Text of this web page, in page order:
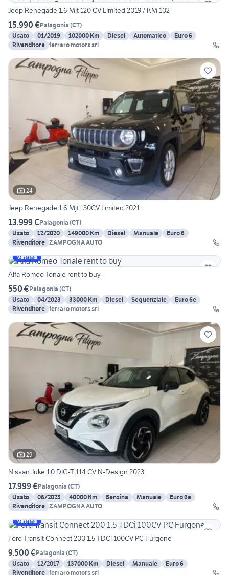
Jeep Renegade 1.6 Mjt 120 CV Limited 2019 / KM 102
15.990 €Palagonia (CT)
Usato
01/2019 102000 Km Diesel Automatico
Euro 6
Rivenditore ferraro motors srl
24
Jeep Renegade 1.6 Mjt 130CV Limited 2021
13.999 €Palagonia (CT)
Usato
12/2020 149000 Km Diesel Manuale
Euro 6
Rivenditore ZAMPOGNA AUTO
Vetrina
Alfa Romeo Tonale rent to buy
550 €Palagonia (CT)
Usato
04/2023 33000 Km Diesel Sequenziale
Euro 6e
Rivenditore ferraro motors srl
29
Nissan Juke 1.0 DIG-T 114 CV N-Design 2023
17.999 €Palagonia (CT)
Usato
06/2023 40000 Km Benzina Manuale
Euro 6e
Rivenditore ZAMPOGNA AUTO
Vetrina
Ford Transit Connect 200 1.5 TDCi 100CV PC Furgone
9.500 €Palagonia (CT)
Usato
12/2017 137000 Km Diesel Manuale
Euro 6
Rivenditore ferraro motors srl